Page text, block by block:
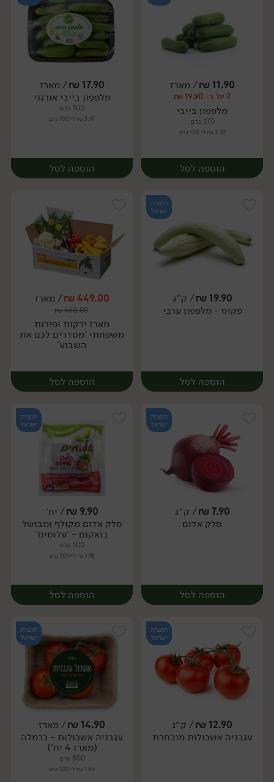
מארז מארז
11.90
₪/ מארז
2 יח' ב- 19.90 ₪
מלפפון בייבי
370 גרם
3.22 ₪ ל-100 גרם
הוספה לסל
מארז
17.90
₪/ מארז
מלפפון בייבי אורגני
300 גרם
5.97 ₪ ל-100 גרם
הוספה לסל
מארז
תוצרת
ישראל
19.90
₪/ ק״ג
פקוס - מלפפון ערבי
הוספה לסל
יח׳ ק״ג
449.00
₪/ מארז
460.00
₪
מארז ירקות ופירות
משפחתי 'מסדרים לכם את
השבוע'
הוספה לסל
מארז
תוצרת
ישראל
7.90
₪/ ק״ג
סלק אדום
הוספה לסל
יח׳ ק״ג
תוצרת
ישראל
9.90
₪/ יח׳
סלק אדום מקולף ומבושל
בואקום - 'עלומים'
500 גרם
1.98 ₪ ל-100 גרם
הוספה לסל
יח׳
תוצרת
ישראל
12.90
₪/ ק״ג
עגבניה אשכולות מובחרת
תוצרת
ישראל
14.90
₪/ מארז
עגבניה אשכולות - כרמלה
(מארז 4 יח')
800 גרם
1.86 ₪ ל-100 גרם